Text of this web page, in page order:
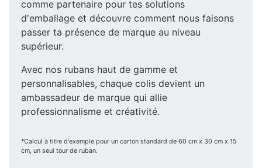
comme partenaire pour tes solutions
d'emballage et découvre comment nous faisons
passer ta présence de marque au niveau
supérieur.
Avec nos rubans haut de gamme et
personnalisables, chaque colis devient un
ambassadeur de marque qui allie
professionnalisme et créativité.
*Calcul à titre d'exemple pour un carton standard de 60 cm x 30 cm x 15
cm, un seul tour de ruban.